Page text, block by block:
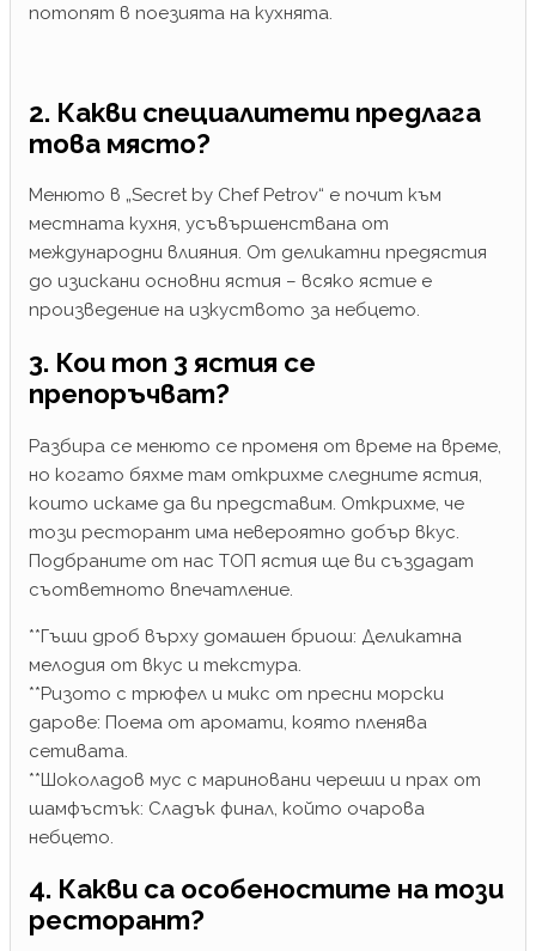
потопят в поезията на кухнята.
2. Какви специалитети предлага
това място?
Менюто в „Secret by Chef Petrov“ е почит към
местната кухня, усъвършенствана от
международни влияния. От деликатни предястия
до изискани основни ястия – всяко ястие е
произведение на изкуството за небцето.
3. Кои топ 3 ястия се
препоръчват?
Разбира се менюто се променя от време на време,
но когато бяхме там открихме следните ястия,
които искаме да ви представим. Открихме, че
този ресторант има невероятно добър вкус.
Подбраните от нас ТОП ястия ще ви създадат
съответното впечатление.
**Гъши дроб върху домашен бриош: Деликатна
мелодия от вкус и текстура.
**Ризото с трюфел и микс от пресни морски
дарове: Поема от аромати, която пленява
сетивата.
**Шоколадов мус с мариновани череши и прах от
шамфъстък: Сладък финал, който очарова
небцето.
4. Какви са особеностите на този
ресторант?